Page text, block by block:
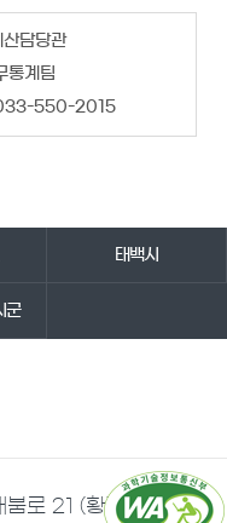
담당관
통계팀
550-2015
태백시
군
로 21 (황지동)